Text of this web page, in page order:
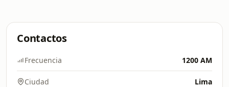
Contactos
Frecuencia 1200 AM
Ciudad Lima